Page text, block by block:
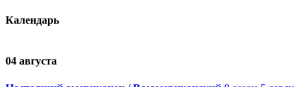
Календарь
04 августа